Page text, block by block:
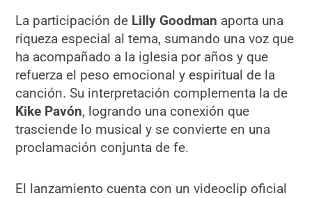
La participación de Lilly Goodman aporta una
riqueza especial al tema, sumando una voz que
ha acompañado a la iglesia por años y que
refuerza el peso emocional y espiritual de la
canción. Su interpretación complementa la de
Kike Pavón, logrando una conexión que
trasciende lo musical y se convierte en una
proclamación conjunta de fe.
El lanzamiento cuenta con un videoclip oficial